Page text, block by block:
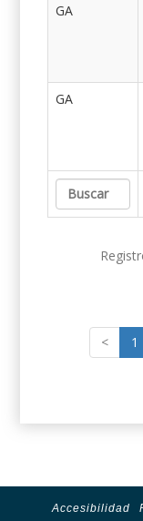
GA
GA
< 1
Accesibilidad